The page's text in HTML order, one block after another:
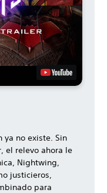
ya no existe. Sin
el relevo ahora le
Nightwing,
justicieros,
para